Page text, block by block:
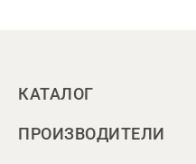
КАТАЛОГ
ПРОИЗВОДИТЕЛИ